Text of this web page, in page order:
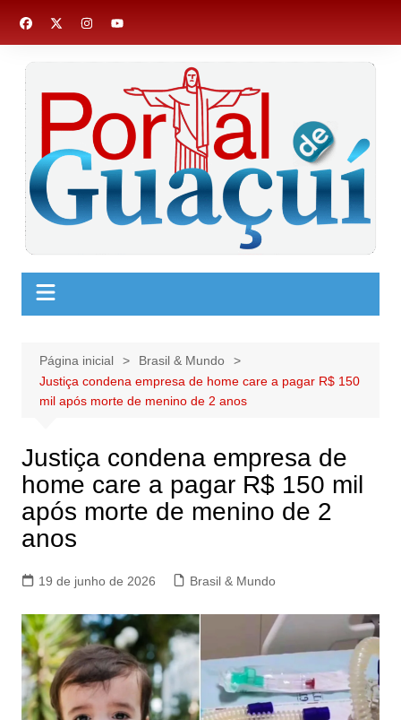
para
Página inicial
Brasil & Mundo
Justiça condena empresa de home care a pagar R$ 150
mil após morte de menino de 2 anos
Justiça condena empresa de
home care a pagar R$ 150 mil
após morte de menino de 2
anos
19 de junho de 2026 Brasil & Mundo